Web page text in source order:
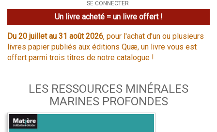
SE CONNECTER
Un livre acheté = un livre offert !
Du 20 juillet au 31 août 2026, pour l'achat d'un ou plusieurs
livres papier publiés aux éditions Quæ, un livre vous est
offert parmi trois titres de notre catalogue !
LES RESSOURCES MINÉRALES
MARINES PROFONDES